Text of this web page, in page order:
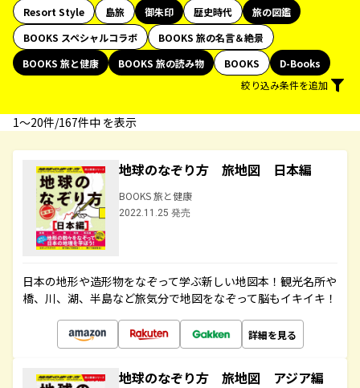
Resort Style
島旅 御朱印 歴史時代
旅の図鑑
BOOKS スペシャルコラボ
BOOKS 旅の名言＆絶景
BOOKS 旅と健康
BOOKS 旅の読み物 BOOKS
D-Books
絞り込み条件を追加
1〜20件/167件中 を表示
地球のなぞり方 旅地図 日本編
BOOKS 旅と健康
2022.11.25 発売
日本の地形や造形物をなぞって学ぶ新しい地図本！観光名所や
橋、川、湖、半島など旅気分で地図をなぞって脳もイキイキ！
詳細を見る
地球のなぞり方 旅地図 アジア編